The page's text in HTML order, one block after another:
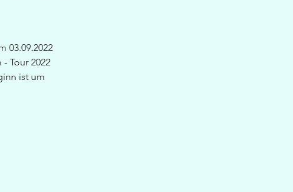
03.09.2022
Tour 2022
ist um